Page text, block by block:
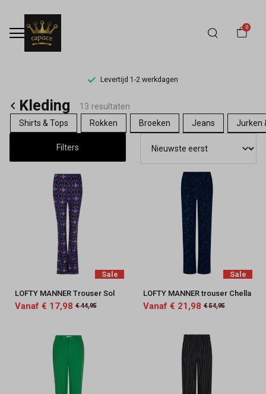
0
Levertijd 1-2 werkdagen
Kleding
Capisce
Mode
Kleding
13 resultaten
Shirts & Tops
Rokken Broeken Jeans Jurken
Filters
Sale
LOFTY MANNER Trouser Sol
Vanaf € 17,98 € 44,95
Sale
LOFTY MANNER trouser Chella
Vanaf € 21,98 € 54,95